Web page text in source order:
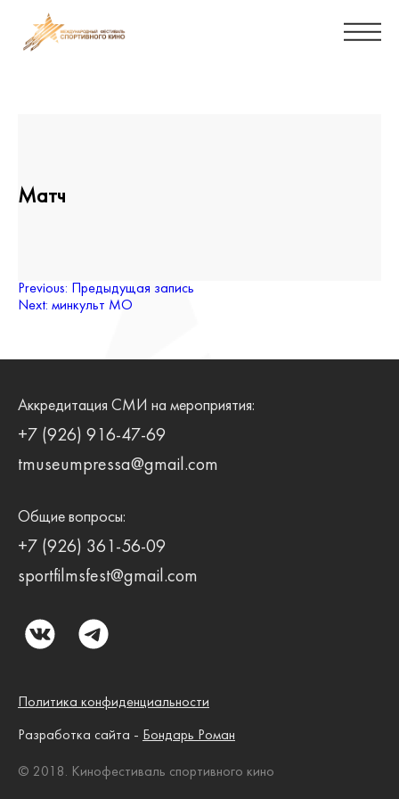
Матч
Навигация
по
Previous:
Предыдущая запись
Next: минкульт МО
Аккредитация СМИ на мероприятия:
+7 (926) 916-47-69
tmuseumpressa@gmail.com
Общие вопросы:
+7 (926) 361-56-09
sportfilmsfest@gmail.com
Политика конфиденциальности
Разработка сайта - Бондарь Роман
© 2018. Кинофестиваль спортивного кино